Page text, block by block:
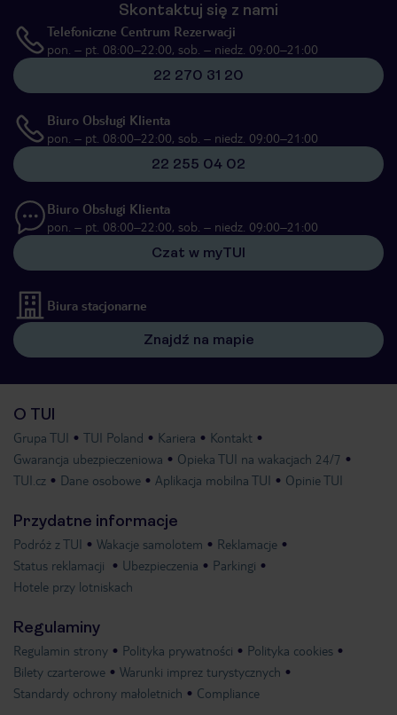
Skontaktuj się z nami
Telefoniczne Centrum Rezerwacji
pon. – pt. 08:00–22:00, sob. – niedz. 09:00–21:00
22 270 31 20
Biuro Obsługi Klienta
pon. – pt. 08:00–22:00, sob. – niedz. 09:00–21:00
22 255 04 02
Biuro Obsługi Klienta
pon. – pt. 08:00–22:00, sob. – niedz. 09:00–21:00
Czat w myTUI
Biura stacjonarne
Znajdź na mapie
O TUI
Grupa TUI TUI Poland Kariera
Kontakt
Gwarancja ubezpieczeniowa
Opieka TUI na wakacjach 24/7
TUI.cz
Dane osobowe Aplikacja mobilna TUI Opinie TUI
Przydatne informacje
Podróż z TUI Wakacje samolotem
Reklamacje
Status reklamacji
Ubezpieczenia
Parkingi
Hotele przy lotniskach
Regulaminy
Regulamin strony Polityka prywatności
Polityka cookies
Bilety czarterowe
Warunki imprez turystycznych
Standardy ochrony małoletnich
Compliance